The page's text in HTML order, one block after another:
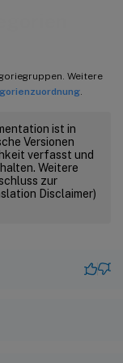
Weitere
ist in
Versionen
verfasst und
Weitere
zur
Disclaimer)